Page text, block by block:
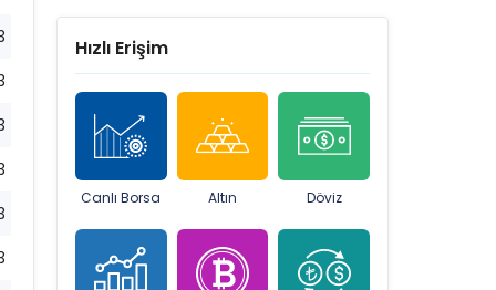
Hızlı Erişim
Canlı Borsa Altın Döviz